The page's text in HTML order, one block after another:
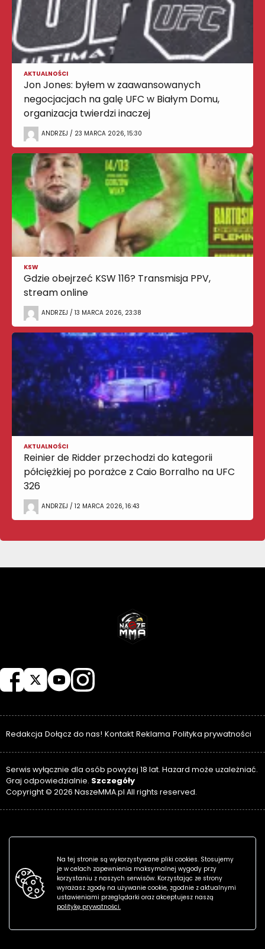
AKTUALNOŚCI
Jon Jones: byłem w zaawansowanych
negocjacjach na galę UFC w Białym Domu,
organizacja twierdzi inaczej
ANDRZEJ / 23 MARCA 2026, 15:30
KSW
Gdzie obejrzeć KSW 116? Transmisja PPV,
stream online
ANDRZEJ / 13 MARCA 2026, 23:38
AKTUALNOŚCI
Reinier de Ridder przechodzi do kategorii
półciężkiej po porażce z Caio Borralho na UFC
326
ANDRZEJ / 12 MARCA 2026, 16:43
Redakcja Dołącz do nas! Kontakt Reklama Polityka prywatności
Serwis wyłącznie dla osób powyżej 18 lat. Hazard może uzależniać.
Graj odpowiedzialnie. Szczegóły
Copyright © 2026 NaszeMMA.pl All rights reserved.
Na tej stronie są wykorzystywane pliki cookies. Stosujemy
je w celach zapewnienia maksymalnej wygody przy
korzystaniu z naszych serwisów. Korzystając ze strony
wyrażasz zgodę na używanie cookie, zgodnie z aktualnymi
ustawieniami przeglądarki oraz akceptujesz naszą
politykę prywatności.